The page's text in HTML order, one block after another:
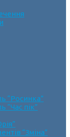
“Росинка”
“Час пік”
“Зміна”